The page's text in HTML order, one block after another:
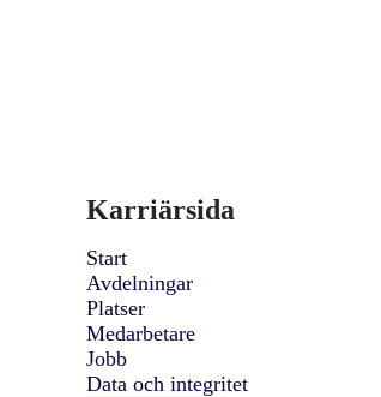
Karriärsida
Start
Avdelningar
Platser
Medarbetare
Jobb
Data och integritet